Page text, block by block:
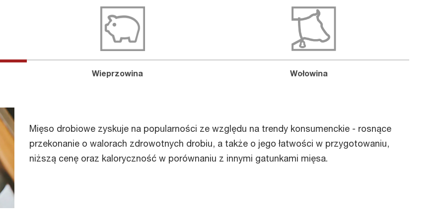
Wieprzowina Wołowina
Mięso drobiowe zyskuje na popularności ze względu na trendy konsumenckie - rosnące
przekonanie o walorach zdrowotnych drobiu, a także o jego łatwości w przygotowaniu,
niższą cenę oraz kaloryczność w porównaniu z innymi gatunkami mięsa.